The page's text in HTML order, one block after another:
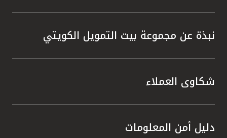
نبذة عن مجموعة بيت التمويل الكويتي
شكاوى العملاء
دليل أمن المعلومات